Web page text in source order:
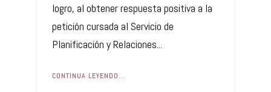
logro, al obtener respuesta positiva a la
petición cursada al Servicio de
Planificación y Relaciones...
CONTINUA LEYENDO...